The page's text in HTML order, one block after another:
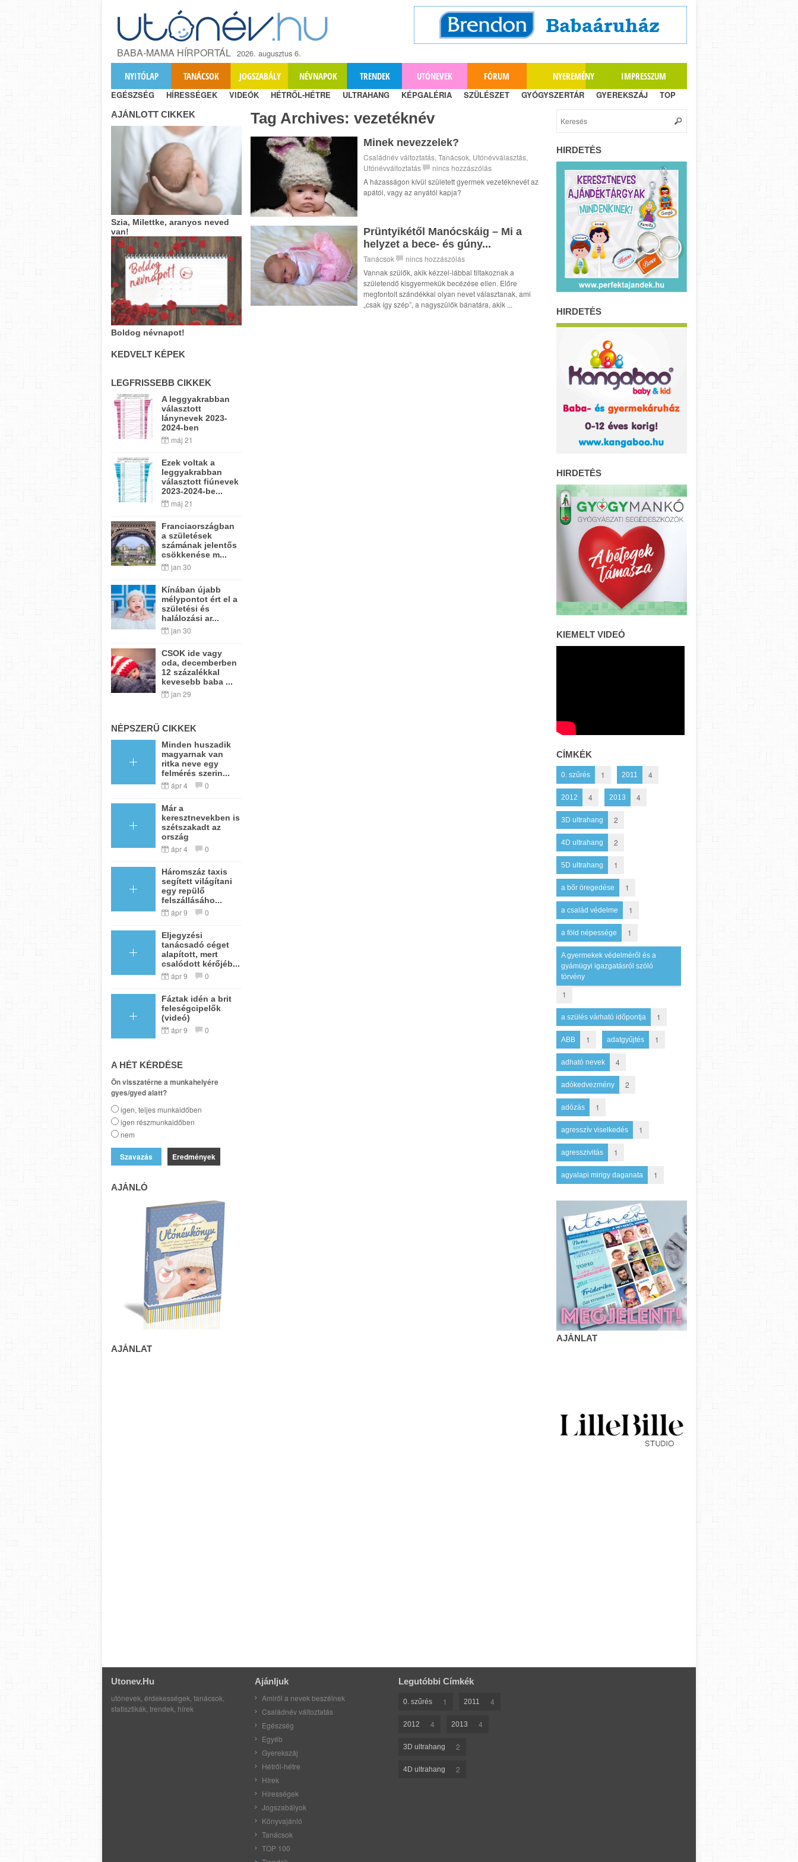
BABA-MAMA HÍRPORTÁL 2026. augusztus 6.
NYITÓLAP TANÁCSOK JOGSZABÁLY NÉVNAPOK TRENDEK UTÓNEVEK FÓRUM NYEREMÉNY IMPRESSZUM
EGÉSZSÉG HÍRESSÉGEK VIDEÓK HÉTRŐL-HÉTRE ULTRAHANG KÉPGALÉRIA SZÜLÉSZET GYÓGYSZERTÁR GYEREKSZÁJ TOP
Tag Archives: vezetéknév
Minek nevezzelek?
Családnév változtatás, Tanácsok, Utónévválasztás,
Utónévváltoztatás
nincs hozzászólás
A házasságon kívül született gyermek vezetéknevét az
apától, vagy az anyától kapja?
Prüntyikétől Manócskáig – Mi a
helyzet a bece- és gúny...
Tanácsok
nincs hozzászólás
Vannak szülők, akik kézzel-lábbal tiltakoznak a
születendő kisgyermekük becézése ellen. Előre
megfontolt szándékkal olyan nevet választanak, ami
„csak így szép”, a nagyszülők bánatára, akik ...
AJÁNLOTT CIKKEK
Szia, Milettke, aranyos neved
van!
Boldog névnapot!
KEDVELT KÉPEK
LEGFRISSEBB CIKKEK
A leggyakrabban
választott
lánynevek 2023-
2024-ben
máj 21
Ezek voltak a
leggyakrabban
választott fiúnevek
2023-2024-be...
máj 21
Franciaországban
a születések
számának jelentős
csökkenése m...
jan 30
Kínában újabb
mélypontot ért el a
születési és
halálozási ar...
jan 30
CSOK ide vagy
oda, decemberben
12 százalékkal
kevesebb baba ...
jan 29
NÉPSZERŰ CIKKEK
Minden huszadik
magyarnak van
ritka neve egy
felmérés szerin...
ápr 4 0
Már a
keresztnevekben is
szétszakadt az
ország
ápr 4 0
Háromszáz taxis
segített világítani
egy repülő
felszállásáho...
ápr 9 0
Eljegyzési
tanácsadó céget
alapított, mert
csalódott kérőjéb...
ápr 9 0
Fáztak idén a brit
feleségcipelők
(videó)
ápr 9 0
A HÉT KÉRDÉSE
Ön visszatérne a munkahelyére
gyes/gyed alatt?
igen, teljes munkaidőben
igen részmunkaidőben
nem
Eredmények
AJÁNLÓ
AJÁNLAT
HIRDETÉS
HIRDETÉS
HIRDETÉS
KIEMELT VIDEÓ
CÍMKÉK
0. szűrés 1 2011 4
2012 4 2013 4
3D ultrahang 2
4D ultrahang 2
5D ultrahang 1
a bőr öregedése 1
a család védelme 1
a föld népessége 1
A gyermekek védelméről és a
gyámügyi igazgatásról szóló
törvény
1
a szülés várható időpontja 1
ABB 1 adatgyűjtés 1
adható nevek 4
adókedvezmény 2
adózás 1
agresszív viselkedés 1
agresszivitás 1
agyalapi mirigy daganata 1
AJÁNLAT
Utonev.hu
utónevek, érdekességek, tanácsok,
statisztikák, trendek, hírek
Ajánljuk
Amiről a nevek beszélnek
Családnév változtatás
Egészség
Egyéb
Gyerekszáj
Hétről-hétre
Hírek
Hírességek
Jogszabályok
Könyvajánló
Tanácsok
TOP 100
Legutóbbi Címkék
0. szűrés 1 2011 4
2012 4 2013 4
3D ultrahang 2
4D ultrahang 2